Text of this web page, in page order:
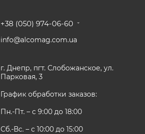
+38 (050) 974-06-60
info@alcomag.com.ua
г. Днепр, пгт. Слобожанское, ул.
Парковая, 3
График обработки заказов:
Пн.-Пт. – с 9:00 до 18:00
Сб.-Вс. – с 10:00 до 15:00